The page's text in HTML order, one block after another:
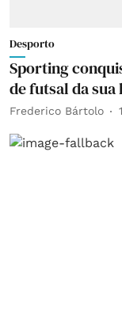
Desporto
Sporting
de futsal da
Frederico Bártolo